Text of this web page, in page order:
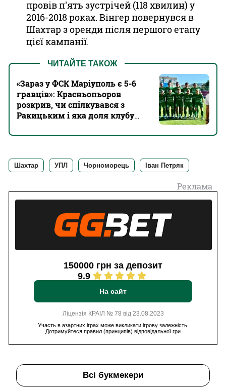
провів п'ять зустрічей (118 хвилин) у
2016-2018 роках. Вінгер повернувся в
Шахтар з оренди після першого етапу
цієї кампанії.
ЧИТАЙТЕ ТАКОЖ
«Зараз у ФСК Маріуполь є 5-6
гравців»: Красньопьоров
розкрив, чи спілкувався з
Ракицьким і яка доля клубу
Шахтар УПЛ Чорноморець Іван Петряк
Реклама
150000 грн за депозит
9.9
На сайт
Ліцензія КРАІЛ № 78 від 23.08.2023
Участь в азартних іграх може викликати ігрову залежність.
Дотримуйтеся правил (принципів) відповідальної гри
Всі букмекери